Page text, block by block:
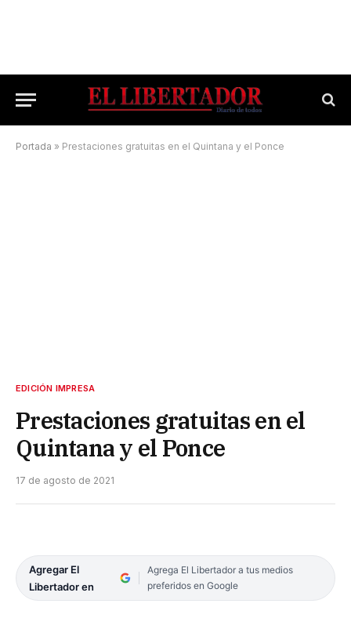
Portada » Prestaciones gratuitas en el Quintana y el Ponce
EDICIÓN IMPRESA
Prestaciones gratuitas en el
Quintana y el Ponce
17 de agosto de 2021
Agregar El
Libertador en
Agrega El Libertador a tus medios
preferidos en Google